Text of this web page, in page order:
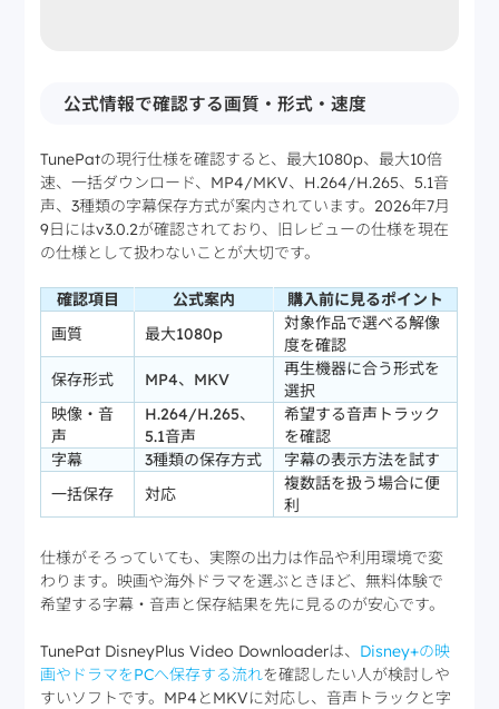
公式情報で確認する画質・形式・速度
TunePatの現行仕様を確認すると、最大1080p、最大10倍
速、一括ダウンロード、MP4/MKV、H.264/H.265、5.1音
声、3種類の字幕保存方式が案内されています。2026年7月
9日にはv3.0.2が確認されており、旧レビューの仕様を現在
の仕様として扱わないことが大切です。
確認項目 公式案内
購入前に見るポイント
画質
最大1080p
対象作品で選べる解像
度を確認
保存形式
MP4、MKV
再生機器に合う形式を
選択
映像・音
声
H.264/H.265、
5.1音声
希望する音声トラック
を確認
字幕
3種類の保存方式
字幕の表示方法を試す
一括保存
対応
複数話を扱う場合に便
利
仕様がそろっていても、実際の出力は作品や利用環境で変
わります。映画や海外ドラマを選ぶときほど、無料体験で
希望する字幕・音声と保存結果を先に見るのが安心です。
TunePat DisneyPlus Video Downloaderは、 Disney+の映
画やドラマをPCへ保存する流れを確認したい人が検討しや
すいソフトです。MP4とMKVに対応し、音声トラックと字